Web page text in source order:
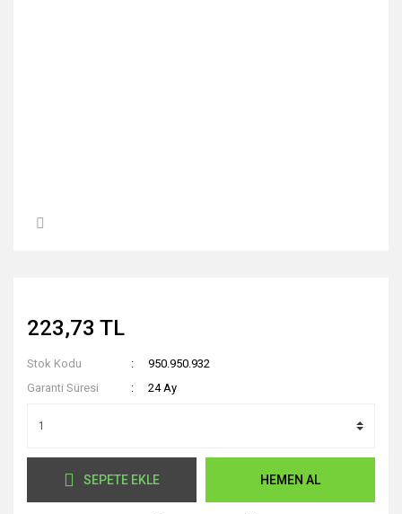
223,73 TL
Stok Kodu
950.950.932
Garanti Süresi
24 Ay
SEPETE EKLE HEMEN AL